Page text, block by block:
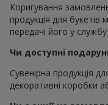
Коригування
продукція для
передачі його у
Чи доступні
Сувенірна продукція
декоративні коробки